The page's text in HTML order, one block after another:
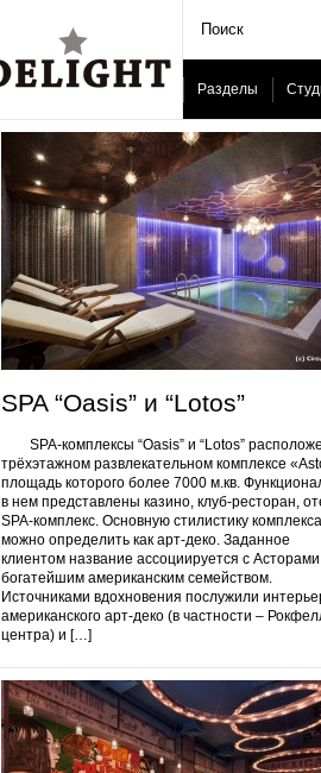
Разделы
SPA “Oasis” и “Lotos”
SPA-комплексы “Oasis” и “Lotos”
трёхэтажном развлекательном комплексе
площадь которого более 7000 м.кв.
в нем представлены казино, клуб-ресторан,
SPA-комплекс. Основную стилистику комплекса
можно определить как арт-деко. Заданное
клиентом название ассоциируется с
богатейшим американским семейством.
Источниками вдохновения послужили
американского арт-деко (в частности –
центра) и […]